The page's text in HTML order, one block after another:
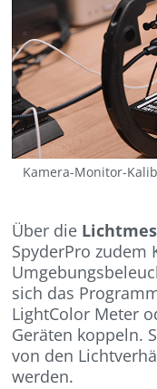
Kamera-Monitor-
Über die
SpyderPro zudem
sich das
LightColor Meter
Geräten koppeln.
von den
werden.